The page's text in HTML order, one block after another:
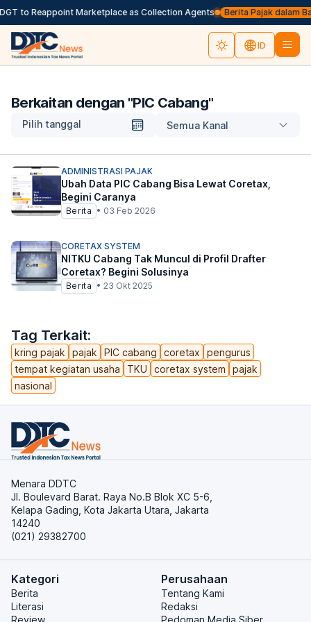
to Reappoint Marketplace as Collection Agents Berita Pajak dalam
ID
Berkaitan dengan "PIC Cabang"
Pilih tanggal Semua Kanal
Tag Terkait:
kring pajak pajak PIC cabang coretax
pengurus
tempat kegiatan usaha
TKU coretax system
pajak
nasional
ADMINISTRASI PAJAK
Ubah Data PIC Cabang Bisa Lewat Coretax,
Begini Caranya
Berita • 03 Feb 2026
CORETAX SYSTEM
NITKU Cabang Tak Muncul di Profil Drafter
Coretax? Begini Solusinya
Berita • 23 Okt 2025
Menara DDTC
Jl. Boulevard Barat. Raya No.B Blok XC 5-6,
Kelapa Gading, Kota Jakarta Utara, Jakarta
14240
(021) 29382700
Kategori
Berita
Literasi
Review
Perusahaan
Tentang Kami
Redaksi
Pedoman Media Siber